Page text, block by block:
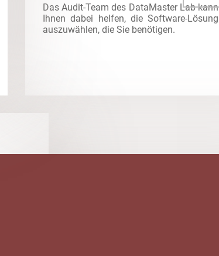
Das Audit-Team des DataMaster Lab kann
Ihnen dabei helfen, die Software-Lösung
auszuwählen, die Sie benötigen.